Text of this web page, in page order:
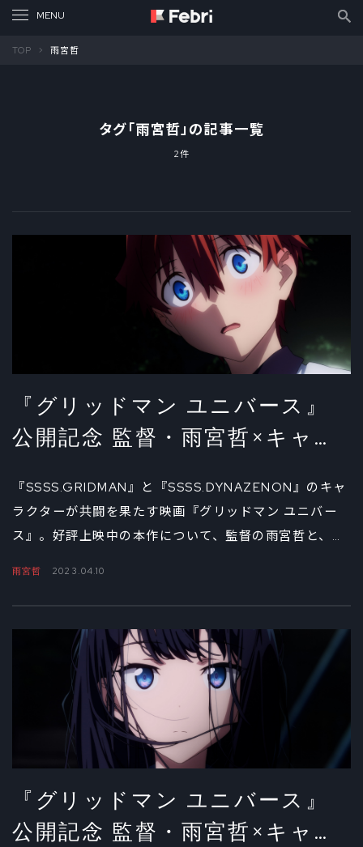
TOP 雨宮哲
タグ「雨宮哲」の記事一覧
2件
『グリッドマン ユニバース』
公開記念 監督・雨宮哲×キャラ
ャル対談②
『SSSS.GRIDMAN』と『SSSS.DYNAZENON』のキャ
ラクターが共闘を果たす映画『グリッドマン ユニバー
ス』。好評上映中の本作について、監督の雨宮哲と、キ
んで語ってもらった。
雨宮哲 2023.04.10
『グリッドマン ユニバース』
公開記念 監督・雨宮哲×キャラ